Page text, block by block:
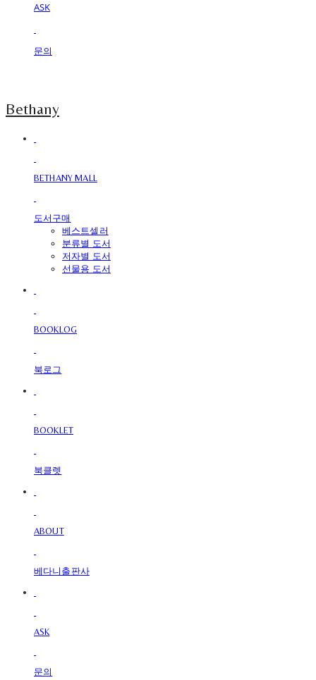
ASK
문의
Bethany
BETHANY MALL
도서구매
베스트셀러
분류별 도서
저자별 도서
선물용 도서
BOOKLOG
북로그
BOOKLET
북클렛
ABOUT
베다니출판사
ASK
문의